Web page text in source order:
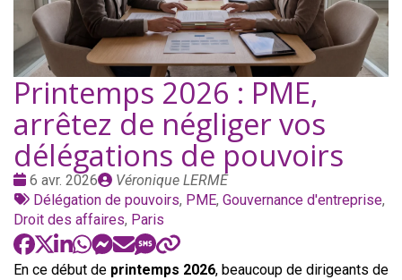
Printemps 2026 : PME,
arrêtez de négliger vos
délégations de pouvoirs
Date
:
6 avr. 2026
Publié
par
Véronique LERMÉ
Tags
:
Délégation de pouvoirs, PME, Gouvernance d'entreprise,
Droit des affaires, Paris
En ce début de printemps 2026, beaucoup de dirigeants de